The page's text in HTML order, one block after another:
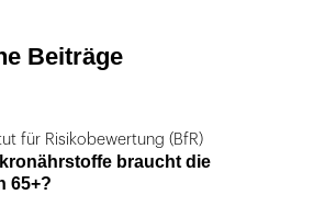
Beiträge
für Risikobewertung (BfR)
braucht die
65+?